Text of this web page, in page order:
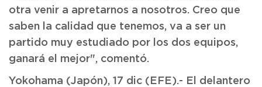
otra venir a apretarnos a nosotros. Creo que
saben la calidad que tenemos, va a ser un
partido muy estudiado por los dos equipos,
ganará el mejor", comentó.
Yokohama (Japón), 17 dic (EFE).- El delantero